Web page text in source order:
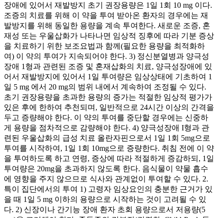
장애에 있어서 재발방지 초기 권장용량은 1일 1회 10 mg 이다.
조증의 치료를 위해 이 약을 투여 받아온 환자의 경우에는 재
발방지를 위해 동일한 용량을 계속 투여한다. 새로운 조증, 혼
재성 또는 우울삽화가 나타나면 임상적 징후에 따라 기분 증상
을 치료하기 위한 보조요법과 함께(필요한 용량을 최적화하
여) 이 약의 투여가 지속되어야 한다. 3) 정신분열병과 양극성
장애 1형과 관련된 조증 및 혼재삽화의 치료, 양극성장애에 있
어서 재발방지에 있어서 1일 투여량은 임상상태에 기초하여 1
일 5 mg 에서 20 mg의 범위 내에서 계속하여 조정될 수 있다.
초기 권장용량을 초과한 용량의 증가는 적절한 임상적 평가가
있은 후에 한하여 추천되며, 일반적으로 24시간 이상의 간격을
두고 증량해야 한다. 이 약의 투여를 중단할 경우에는 신중하
게 용량을 점차적으로 감량해야 한다. 4) 양극성장애 I형과 관
련된 우울삽화의 급성 치료 올란자핀으로서 1일 1회 5mg으로
투여를 시작하여, 1일 1회 10mg으로 증량한다. 취침 전에 이 약
을 투여하도록 하고 연령, 증상에 따라 적절하게 증감하되, 1일
투여량은 20mg을 초과하지 않도록 한다. 음식물이 약물 흡수
에 영향을 주지 않으므로 식사와 관계없이 투여할 수 있다. 2.
특이 집단에서의 투여 1) 고령자 임상요인의 충분한 근거가 있
을 때 1일 5 mg 이하의 용량으로 시작하는 것이 고려될 수 있
다. 2) 신장이나 간기능 장애 환자 초회 용량으로서 저용량(5